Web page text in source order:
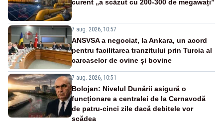
curent „a scăzut cu 200-300 de megawați”
7 aug. 2026, 10:57
ANSVSA a negociat, la Ankara, un acord
pentru facilitarea tranzitului prin Turcia al
carcaselor de ovine și bovine
7 aug. 2026, 10:51
Bolojan: Nivelul Dunării asigură o
funcționare a centralei de la Cernavodă
de patru-cinci zile dacă debitele vor
scădea